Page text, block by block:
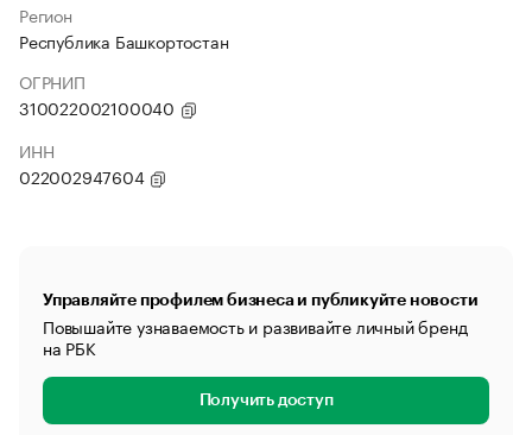
Регион
Республика Башкортостан
ОГРНИП
310022002100040
ИНН
022002947604
Управляйте профилем бизнеса и публикуйте новости
Повышайте узнаваемость и развивайте личный бренд
на РБК
Получить доступ